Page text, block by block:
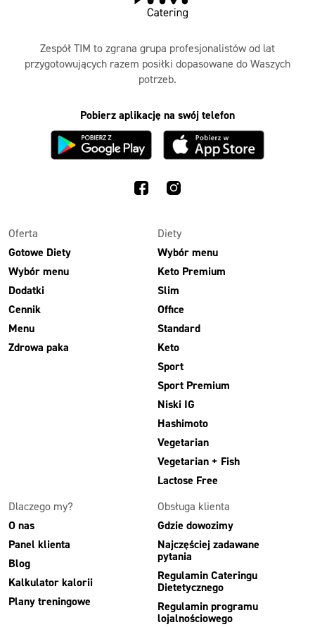
Zespół TIM to zgrana grupa profesjonalistów od lat
przygotowujących razem posiłki dopasowane do Waszych
potrzeb.
Pobierz aplikację na swój telefon
Oferta
Gotowe Diety
Wybór menu
Dodatki
Cennik
Menu
Zdrowa paka
Diety
Wybór menu
Keto Premium
Slim
Office
Standard
Keto
Sport
Sport Premium
Niski IG
Hashimoto
Vegetarian
Vegetarian + Fish
Lactose Free
Dlaczego my?
O nas
Panel klienta
Blog
Kalkulator kalorii
Plany treningowe
Obsługa klienta
Gdzie dowozimy
Najczęściej zadawane
pytania
Regulamin Cateringu
Dietetycznego
Regulamin programu
lojalnościowego